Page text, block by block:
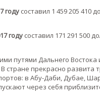
году составил 1 459 205 410
году составил 171 291 500
путями Дальнего Востока
прекрасно развита
в Абу-Даби, Дубае,
через себя